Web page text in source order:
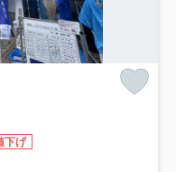
下げ